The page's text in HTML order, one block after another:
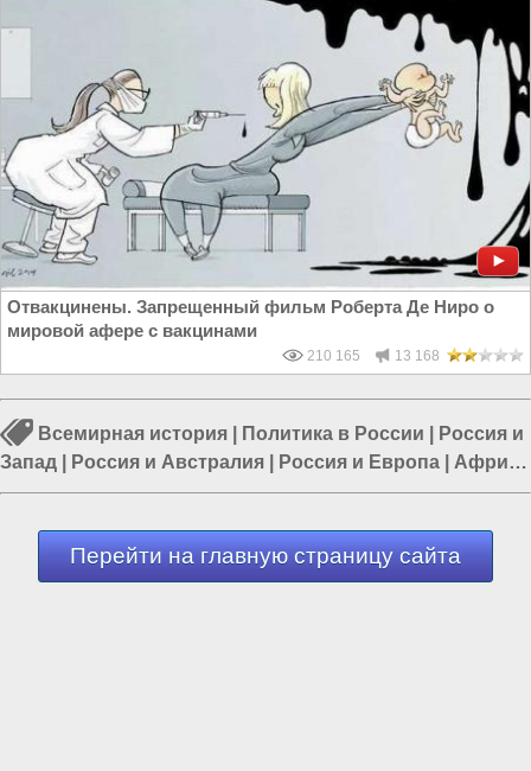
Отвакцинены. Запрещенный фильм Роберта Де Ниро о
мировой афере с вакцинами
210 165 13 168
Всемирная история Политика в России
Россия и
Запад
Россия и Австралия Россия и Европа
Африка
и Россия|Россия и Евразия
Перейти на главную страницу сайта